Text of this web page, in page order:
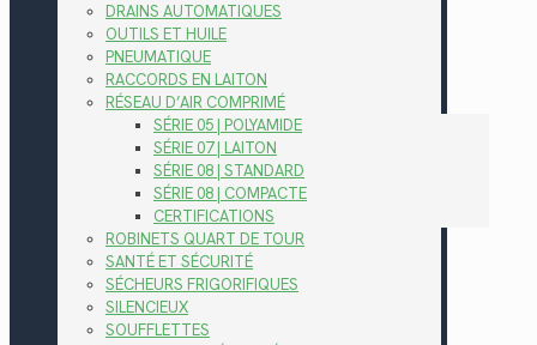
DRAINS AUTOMATIQUES
OUTILS ET HUILE
PNEUMATIQUE
RACCORDS EN LAITON
RÉSEAU D’AIR COMPRIMÉ
SÉRIE 05 | POLYAMIDE
SÉRIE 07 | LAITON
SÉRIE 08 | STANDARD
SÉRIE 08 | COMPACTE
CERTIFICATIONS
ROBINETS QUART DE TOUR
SANTÉ ET SÉCURITÉ
SÉCHEURS FRIGORIFIQUES
SILENCIEUX
SOUFFLETTES